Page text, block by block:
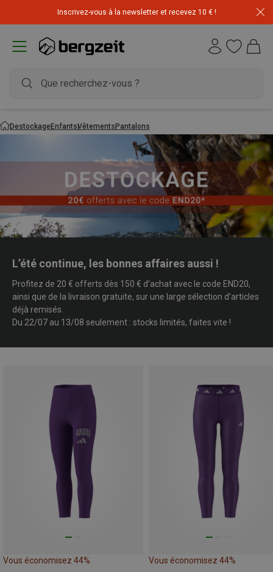
Inscrivez-vous à la newsletter et recevez 10 € !
Déstockage : 20 € offerts avec le code END20
DestockageEnfantsVêtementsPantalons
L’été continue, les bonnes affaires aussi !
Profitez de 20 € offerts dès 150 € d’achat avec le code END20,
ainsi que de la livraison gratuite, sur une large sélection d’articles
déjà remisés.
Du 22/07 au 13/08 seulement : stocks limités, faites vite !
Vous économisez 44% Vous économisez 44%